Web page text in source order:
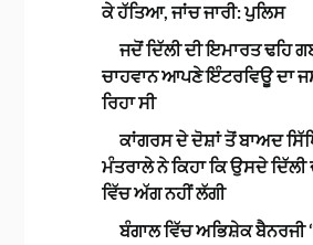
ਕੇ ਹੱਤਿਆ, ਜਾਂਚ ਜਾਰੀ: ਪੁਲਿਸ
ਜਦੋਂ ਦਿੱਲੀ ਦੀ ਇਮਾਰਤ ਢਹਿ
ਚਾਹਵਾਨ ਆਪਣੇ ਇੰਟਰਵਿਊ ਦਾ
ਰਿਹਾ ਸੀ
ਕਾਂਗਰਸ ਦੇ ਦੋਸ਼ਾਂ ਤੋਂ ਬਾਅਦ
ਮੰਤਰਾਲੇ ਨੇ ਕਿਹਾ ਕਿ ਉਸਦੇ
ਵਿੱਚ ਅੱਗ ਨਹੀਂ ਲੱਗੀ
ਬੰਗਾਲ ਵਿੱਚ ਅਭਿਸ਼ੇਕ ਬੈਨਰਜੀ